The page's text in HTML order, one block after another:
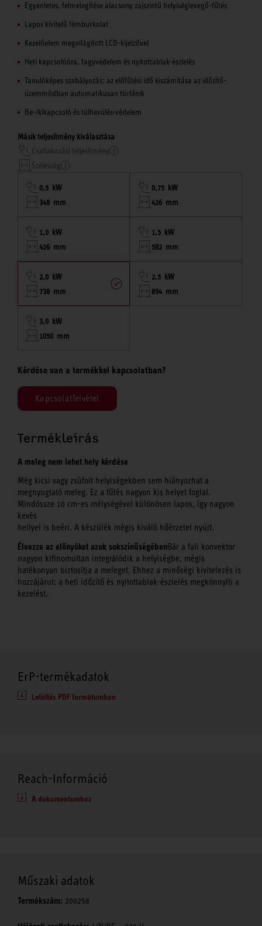
Egyenletes, felmelegítése alacsony zajszintű helyiséglevegő-fűtés
Lapos kivitelű fémburkolat
Kezelőelem megvilágított LCD-kijelzővel
Heti kapcsolóóra, fagyvédelem és nyitottablak-észlelés
Tanulóképes szabályozás: az előfűtési idő kiszámítása az időzítő-
üzemmódban automatikusan történik
Be-/kikapcsoló és túlhevülés-védelem
Másik teljesítmény kiválasztása
Csatlakozási teljesítmény
Szélesség
0,5 kW
348 mm
0,75 kW
426 mm
1,0 kW
426 mm
1,5 kW
582 mm
2,0 kW
738 mm
2,5 kW
894 mm
3,0 kW
1050 mm
Kérdése van a termékkel kapcsolatban?
Kapcsolatfelvétel
Termékleírás
A meleg nem lehet hely kérdése
Még kicsi vagy zsúfolt helyiségekben sem hiányozhat a
megnyugtató meleg. Ez a fűtés nagyon kis helyet foglal.
Mindössze 10 cm-es mélységével különösen lapos, így nagyon
kevés
hellyel is beéri. A készülék mégis kiváló hőérzetet nyújt.
Élvezze az előnyöket azok sokszínűségébenBár a fali konvektor
nagyon kifinomultan integrálódik a helyiségbe, mégis
hatékonyan biztosítja a meleget. Ehhez a minőségi kivitelezés is
hozzájárul: a heti időzítő és nyitottablak-észlelés megkönnyíti a
kezelést.
ErP-termékadatok
Letöltés PDF formátumban
Reach-Információ
A dokumentumhoz
Műszaki adatok
Termékszám: 200258